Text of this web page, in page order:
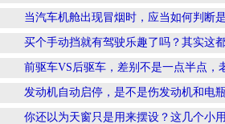
当汽车机舱出现冒烟时，应当如何判断
买个手动挡就有驾驶乐趣了吗？其实这
前驱车VS后驱车，差别不是一点半点，
发动机自动启停，是不是伤发动机和电
你还以为天窗只是用来摆设？这几个小